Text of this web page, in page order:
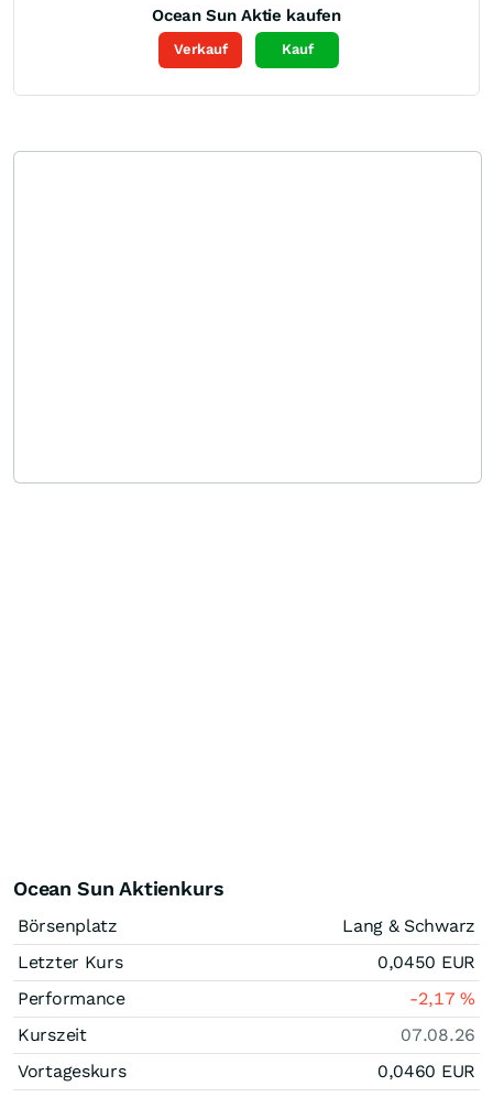
Ocean Sun Aktie kaufen
Verkauf Kauf
Ocean Sun Aktienkurs
Börsenplatz
Lang & Schwarz
Letzter Kurs
0,0450 EUR
Performance
-2,17%
Kurszeit
07.08.26
Vortageskurs
0,0460 EUR